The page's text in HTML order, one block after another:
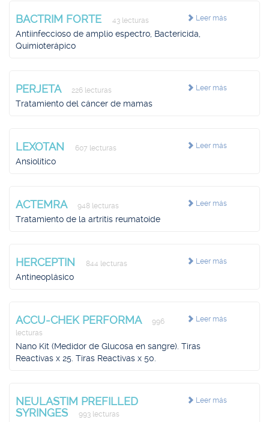
Leer más
BACTRIM FORTE 43 lecturas
Antiinfeccioso de amplio espectro, Bactericida,
Quimioterápico
Leer más
PERJETA 226 lecturas
Tratamiento del cáncer de mamas
Leer más
LEXOTAN 607 lecturas
Ansiolítico
Leer más
ACTEMRA 948 lecturas
Tratamiento de la artritis reumatoide
Leer más
HERCEPTIN 844 lecturas
Antineoplásico
Leer más
ACCU-CHEK PERFORMA
996
lecturas
Nano Kit (Medidor de Glucosa en sangre). Tiras
Reactivas x 25. Tiras Reactivas x 50.
Leer más
NEULASTIM PREFILLED
SYRINGES
993 lecturas